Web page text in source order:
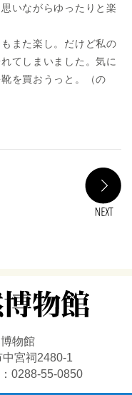
いながらゆったりと楽
また楽し。だけど私の
てしまいました。気に
を買おうっと。（の
物館
宮祠2480-1
0288-55-0850